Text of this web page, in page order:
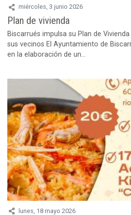
miércoles, 3 junio 2026
Plan de vivienda
Biscarrués impulsa su Plan de
sus vecinos El Ayuntamiento de
en la elaboración de un...
lunes, 18 mayo 2026